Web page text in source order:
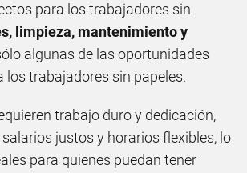
para los trabajadores sin
limpieza, mantenimiento y
algunas de las oportunidades
los trabajadores sin papeles.
trabajo duro y dedicación,
justos y horarios flexibles, lo
para quienes puedan tener